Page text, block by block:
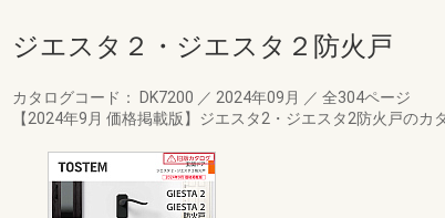
ジエスタ２・ジエスタ２防火戸
カタログコード： DK7200 ／ 2024年09月 ／ 全304ページ
【2024年9月 価格掲載版】ジエスタ2・ジエスタ2防火戸の